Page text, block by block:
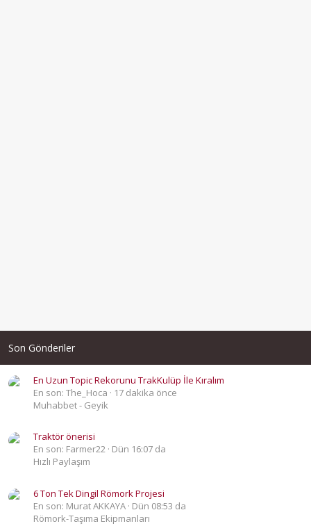
Son Gönderiler
En Uzun Topic Rekorunu TrakKulüp İle Kıralım
En son: The_Hoca
17 dakika önce
Muhabbet - Geyik
Traktör önerisi
En son: Farmer22 Dün 16:07 da
Hızlı Paylaşım
6 Ton Tek Dingil Römork Projesi
En son: Murat AKKAYA Dün 08:53 da
Römork-Taşıma Ekipmanları